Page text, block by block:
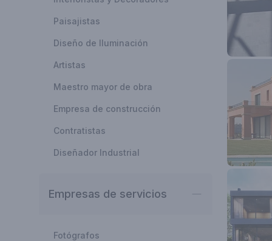
Paisajistas
Diseño de Iluminación
Artistas
Maestro mayor de obra
Empresa de construcción
Contratistas
Diseñador Industrial
Empresas de servicios
Fotógrafos